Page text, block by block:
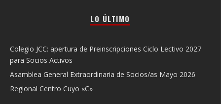
LO ÚLTIMO
Colegio JCC: apertura de Preinscripciones Ciclo Lectivo 2027
para Socios Activos
Asamblea General Extraordinaria de Socios/as Mayo 2026
Regional Centro Cuyo «C»